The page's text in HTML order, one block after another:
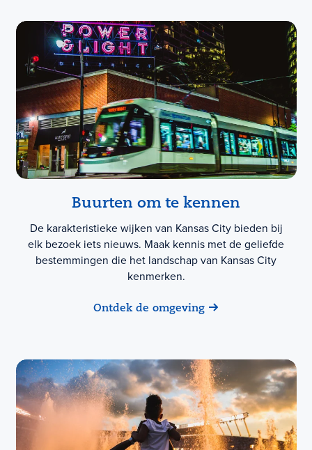
Buurten om te kennen
De karakteristieke wijken van Kansas City bieden bij
elk bezoek iets nieuws. Maak kennis met de geliefde
bestemmingen die het landschap van Kansas City
kenmerken.
Ontdek de omgeving